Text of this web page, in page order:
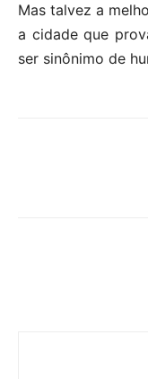
Mas talvez a
a cidade que
ser sinônimo de